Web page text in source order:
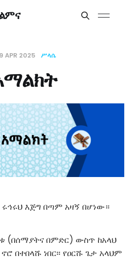
APR 2025 ሥላሴ
እጅግ በጣም አዛኝ በሆነው።
(በሰማያትና በምድር) ውስጥ ከአላህ
በተበላሹ ነበር፡፡ የዐርሹ ጌታ አላህም